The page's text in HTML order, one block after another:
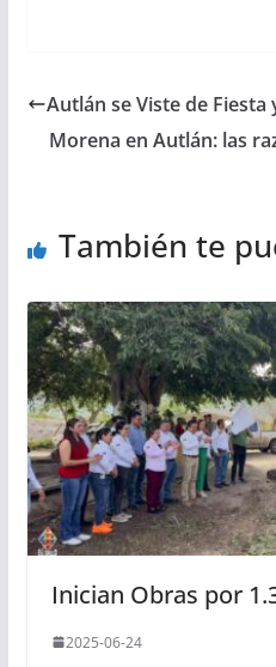
Autlán se Viste de Fiesta
Morena en Autlán: las
También te
Inician Obras por
2025-06-24